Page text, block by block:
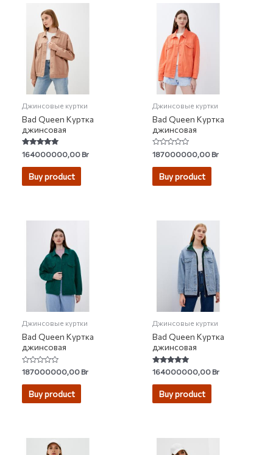
Джинсовые куртки
Bad Queen Куртка
джинсовая
Rated
5.00
out of 5
164000000,00Br
Buy product
Джинсовые куртки
Bad Queen Куртка
джинсовая
Rated
0
out
187000000,00Br
Buy product
Джинсовые куртки
Bad Queen Куртка
джинсовая
Rated
0
out
187000000,00Br
Buy product
Джинсовые куртки
Bad Queen Куртка
джинсовая
Rated
5.00
out of 5
164000000,00Br
Buy product